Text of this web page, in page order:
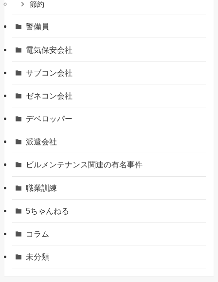
節約
警備員
電気保安会社
サブコン会社
ゼネコン会社
デベロッパー
派遣会社
ビルメンテナンス関連の有名事件
職業訓練
5ちゃんねる
コラム
未分類